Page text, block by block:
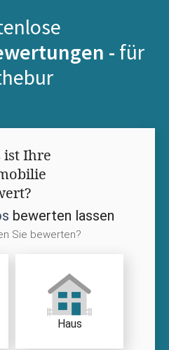
- für
ist Ihre
bewerten lassen
Sie bewerten?
Haus